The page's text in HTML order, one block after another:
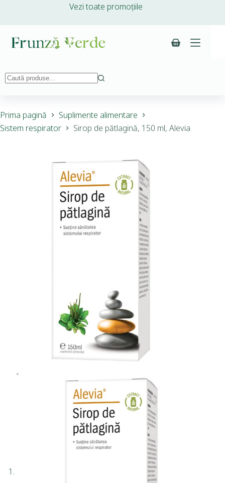
Vezi toate promoțiile
Prima pagină
Suplimente alimentare
Sistem respirator
Sirop de pătlagină, 150 ml, Alevia